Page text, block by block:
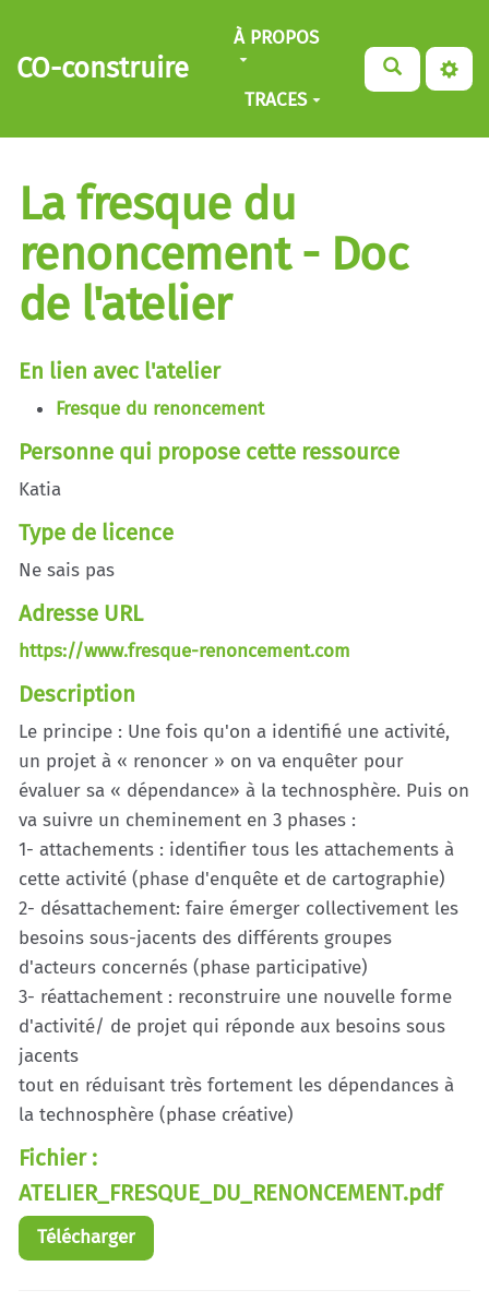
Aller au contenu principal
CO-construire
À PROPOS
TRACES
La fresque du
renoncement - Doc
de l'atelier
En lien avec l'atelier
Fresque du renoncement
Personne qui propose cette ressource
Katia
Type de licence
Ne sais pas
Adresse URL
https://www.fresque-renoncement.com
Description
Le principe : Une fois qu'on a identifié une activité,
un projet à « renoncer » on va enquêter pour
évaluer sa « dépendance» à la technosphère. Puis on
va suivre un cheminement en 3 phases :
1- attachements : identifier tous les attachements à
cette activité (phase d'enquête et de cartographie)
2- désattachement: faire émerger collectivement les
besoins sous-jacents des différents groupes
d'acteurs concernés (phase participative)
3- réattachement : reconstruire une nouvelle forme
d'activité/ de projet qui réponde aux besoins sous
jacents
tout en réduisant très fortement les dépendances à
la technosphère (phase créative)
Fichier :
ATELIER_FRESQUE_DU_RENONCEMENT.pdf
Télécharger